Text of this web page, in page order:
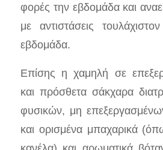
φορές την εβδομάδα και
με αντιστάσεις
εβδομάδα.
Επίσης η χαμηλή σε
και πρόσθετα σάκχαρα
φυσικών, μη
και ορισμένα μπαχαρικά